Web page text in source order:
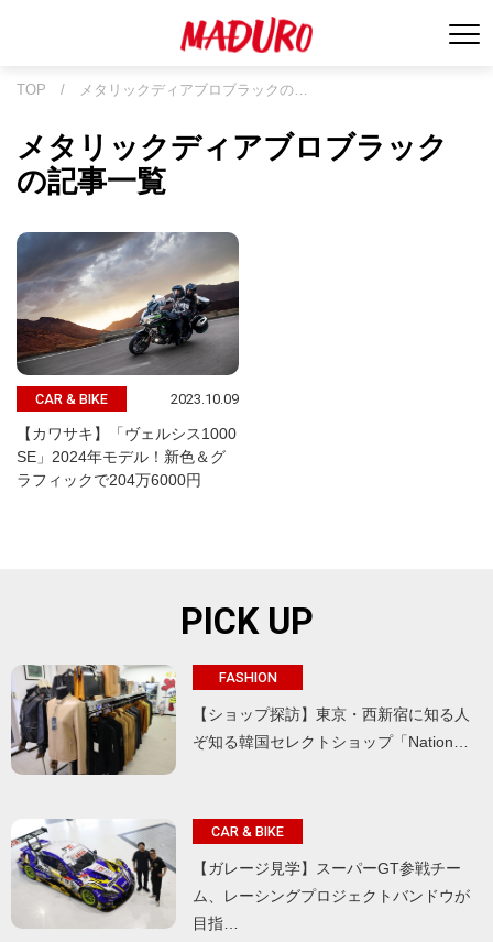
TOP / メタリックディアブロブラックの…
メタリックディアブロブラック
の記事一覧
CAR & BIKE 2023.10.09
【カワサキ】「ヴェルシス1000
SE」2024年モデル！新色＆グ
ラフィックで204万6000円
PICK UP
FASHION
【ショップ探訪】東京・西新宿に知る人
ぞ知る韓国セレクトショップ「Nation…
CAR & BIKE
【ガレージ見学】スーパーGT参戦チー
ム、レーシングプロジェクトバンドウが
目指…